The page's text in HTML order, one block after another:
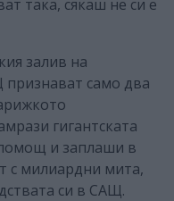
така, сякаш не си е
залив на
само два
гигантската
и заплаши в
с милиардни мита,
си в САЩ.